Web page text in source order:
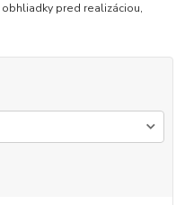
pred realizáciou,